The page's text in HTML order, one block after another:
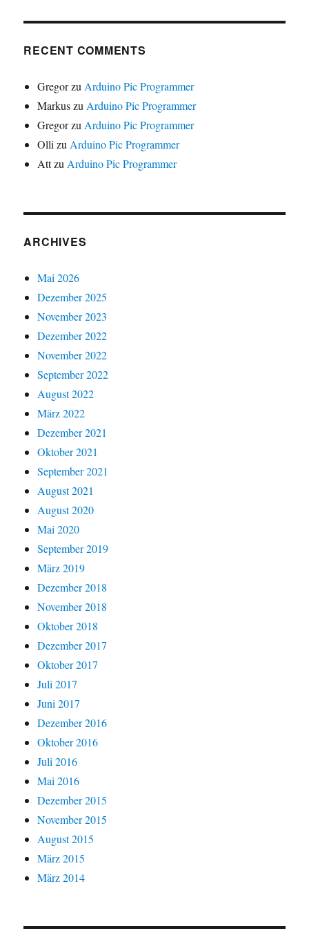
RECENT COMMENTS
Gregorzu Arduino Pic Programmer
Markuszu Arduino Pic Programmer
Gregorzu Arduino Pic Programmer
Olli zu Arduino Pic Programmer
Attzu Arduino Pic Programmer
ARCHIVES
Mai 2026
Dezember 2025
November 2023
Dezember 2022
November 2022
September 2022
August 2022
März 2022
Dezember 2021
Oktober 2021
September 2021
August 2021
August 2020
Mai 2020
September 2019
März 2019
Dezember 2018
November 2018
Oktober 2018
Dezember 2017
Oktober 2017
Juli 2017
Juni 2017
Dezember 2016
Oktober 2016
Juli 2016
Mai 2016
Dezember 2015
November 2015
August 2015
März 2015
März 2014